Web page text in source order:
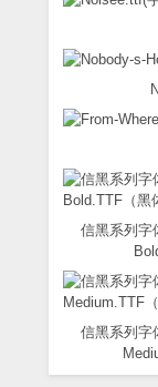
信黑系列字
信黑系列字